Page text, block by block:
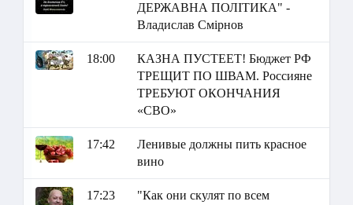
ДЕРЖАВНА ПОЛІТИКА" -
Владислав Смірнов
18:00
КАЗНА ПУСТЕЕТ! Бюджет РФ
ТРЕЩИТ ПО ШВАМ. Россияне
ТРЕБУЮТ ОКОНЧАНИЯ
«СВО»
17:42
Ленивые должны пить красное
вино
17:23
"Как они скулят по всем